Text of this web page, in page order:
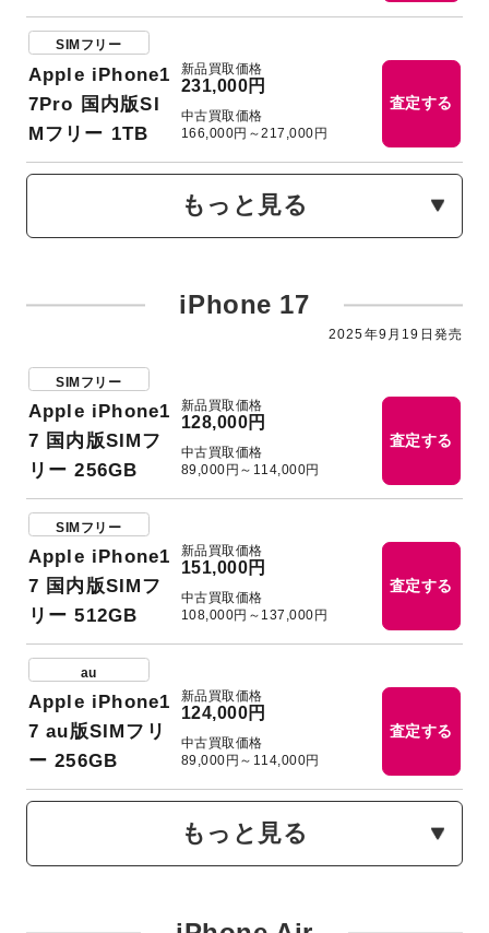
SIMフリー
Apple iPhone1
7Pro 国内版SI
Mフリー 1TB
新品買取価格
231,000円
中古買取価格
166,000円～217,000円
査定する
もっと見る
iPhone 17
2025年9月19日発売
SIMフリー
Apple iPhone1
7 国内版SIMフ
リー 256GB
新品買取価格
128,000円
中古買取価格
89,000円～114,000円
査定する
SIMフリー
Apple iPhone1
7 国内版SIMフ
リー 512GB
新品買取価格
151,000円
中古買取価格
108,000円～137,000円
査定する
au
Apple iPhone1
7 au版SIMフリ
ー 256GB
新品買取価格
124,000円
中古買取価格
89,000円～114,000円
査定する
もっと見る